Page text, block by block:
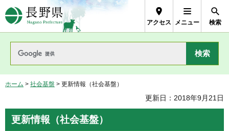
長野県Nagano Prefecture
アクセス メニュー 検索
ホーム > 社会基盤 > 更新情報（社会基盤）
更新日：2018年9月21日
更新情報（社会基盤）